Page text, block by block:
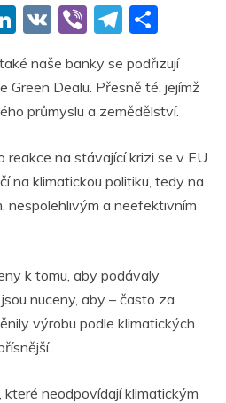
Li
k
e
n
V
K
Vi
er
T
e
gr
m
ar
e
naše banky se podřizují
Green Dealu. Přesně té, jejímž
průmyslu a zemědělství.
reakce na stávající krizi se v EU
na klimatickou politiku, tedy na
nespolehlivým a neefektivním
k tomu, aby podávaly
nuceny, aby – často za
výrobu podle klimatických
které neodpovídají klimatickým